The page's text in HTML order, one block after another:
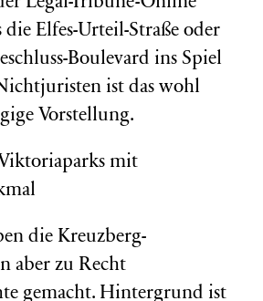
Elfes-Urteil-Straße oder
Boulevard ins Spiel
ist das wohl
Vorstellung.
die Kreuzberg-
aber zu Recht
gemacht. Hintergrund ist